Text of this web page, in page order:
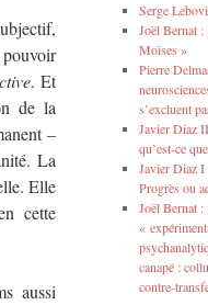
. Et
de la
–
La
Elle
cette
aussi
Serge
Joël Bernat :
Moïses »
Pierre
s’excluent
Javier Diaz II
qu’est-ce
Javier Diaz I
Progrès ou
Joël Bernat :
«
canapé :
contre-